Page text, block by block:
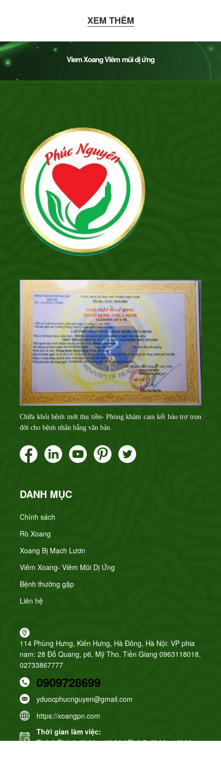
XEM THÊM
Viem Xoang Viêm mũi dị ứng
Chữa khỏi bệnh mới thu tiền- Phòng khám cam kết bảo trợ trọn
đời cho bệnh nhân bằng văn bản.
DANH MỤC
Chính sách
Rò Xoang
Xoang Bị Mạch Lươn
Viêm Xoang- Viêm Mũi Dị Ứng
Bệnh thường gặp
Liên hệ
114 Phùng Hưng, Kiến Hưng, Hà Đông, Hà Nội: VP phia
nam: 28 Đỗ Quang, p6, Mỹ Tho, Tiền Giang 0963118018,
02733867777
0909728699
yduocphucnguyen@gmail.com
https://xoangpn.com
Thời gian làm việc:
Thứ 2-Thứ 6: 8h00 - 16h30 | Thứ 7: 8h00 - 12h00